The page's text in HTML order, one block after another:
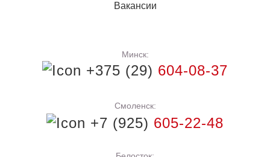
Вакансии
Минск:
+375 (29) 604-08-37
Смоленск:
+7 (925) 605-22-48